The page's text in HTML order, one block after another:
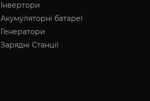
Інвертори
Акумуляторні батареї
Генератори
Зарядні Станції